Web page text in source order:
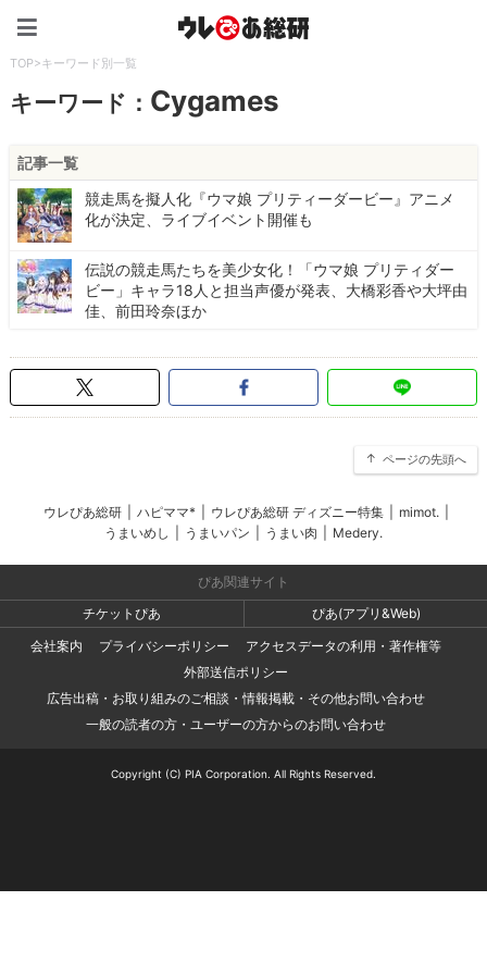
TOP>キーワード別一覧
キーワード： Cygames
記事一覧
競走馬を擬人化『ウマ娘 プリティーダービー』アニメ
化が決定、ライブイベント開催も
伝説の競走馬たちを美少女化！「ウマ娘 プリティダー
ビー」キャラ18人と担当声優が発表、大橋彩香や大坪由
佳、前田玲奈ほか
ページの先頭へ
ウレぴあ総研 ハピママ* ウレぴあ総研 ディズニー特集 mimot.
うまいめし
うまいパン うまい肉 Medery.
ぴあ関連サイト
チケットぴあ
ぴあ(アプリ&Web)
会社案内
プライバシーポリシー
アクセスデータの利用・著作権等
外部送信ポリシー
広告出稿・お取り組みのご相談・情報掲載・その他お問い合わせ
一般の読者の方・ユーザーの方からのお問い合わせ
Copyright (C) PIA Corporation. All Rights Reserved.